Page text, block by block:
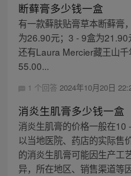
断藓膏多少钱一盒
有一款藓肤贴膏草本断藓膏
为26.90元；3 - 9盒为21.90
还有Laura Mercier藏王山
55.00...
1 个回答 2024年10月20日
消炎生肌膏多少钱一盒
消炎生肌膏的价格一般在
以当地医院、药店的实际售
的消炎生肌膏可能因生产工
异，所在地区、销售渠道等